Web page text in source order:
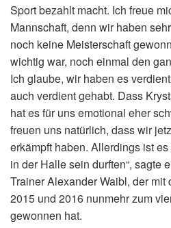
Sport bezahlt macht. Ich freue
Mannschaft, denn wir haben
noch keine Meisterschaft
wichtig war, noch einmal den
Ich glaube, wir haben es
auch verdient gehabt. Dass
hat es für uns emotional eher
freuen uns natürlich, dass wir
erkämpft haben. Allerdings ist
in der Halle sein durften“, sagte
Trainer Alexander Waibl, der mit
2015 und 2016 nunmehr zum
gewonnen hat.